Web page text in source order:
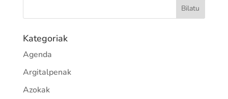
Kategoriak
Agenda
Argitalpenak
Azokak